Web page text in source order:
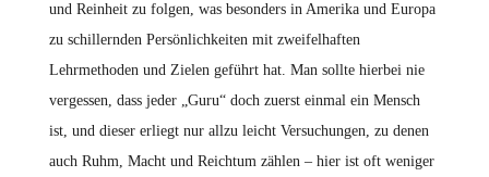
und Reinheit zu folgen, was besonders in Amerika und Europa
zu schillernden Persönlichkeiten mit zweifelhaften
Lehrmethoden und Zielen geführt hat. Man sollte hierbei nie
vergessen, dass jeder „Guru“ doch zuerst einmal ein Mensch
ist, und dieser erliegt nur allzu leicht Versuchungen, zu denen
auch Ruhm, Macht und Reichtum zählen – hier ist oft weniger